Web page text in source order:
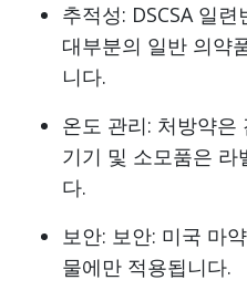
추적성: DSCSA 일
대부분의 일반 의약
니다.
온도 관리: 처방약은
기기 및 소모품은 라
다.
보안: 보안: 미국 마
물에만 적용됩니다.